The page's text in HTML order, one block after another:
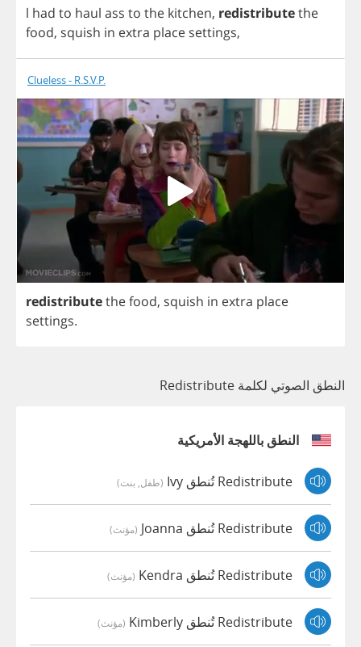
l had to haul ass to the kitchen, redistributethe
food, squish in extra place settings,
Clueless - R.S.V.P.
redistributethefood, squish in extra place
settings.
النطق الصوتي لكلمة Redistribute
النطق باللهجة الأمريكية
Redistribute تُنطق Ivy (طفل, بنت)
Redistribute تُنطق Joanna (مؤنث)
Redistribute تُنطق Kendra (مؤنث)
Redistribute تُنطق Kimberly (مؤنث)